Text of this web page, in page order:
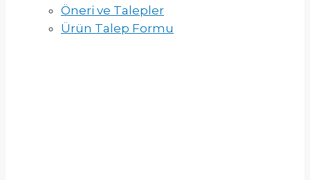
Öneri ve Talepler
Ürün Talep Formu